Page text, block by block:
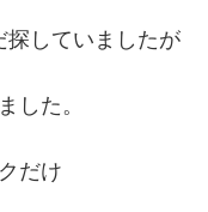
探していましたが
した。
だけ